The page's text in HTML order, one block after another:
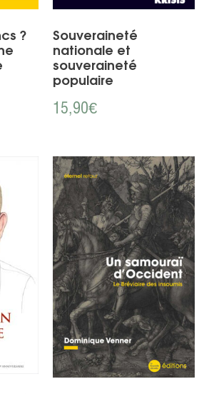
?
Souveraineté
nationale et
souveraineté
populaire
15,90€